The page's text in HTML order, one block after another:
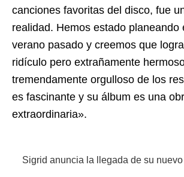
canciones favoritas del disco, fue
realidad. Hemos estado planeando
verano pasado y creemos que
ridículo pero extrañamente
tremendamente orgulloso de los
es fascinante y su álbum es una
extraordinaria».
Sigrid anuncia la llegada de su